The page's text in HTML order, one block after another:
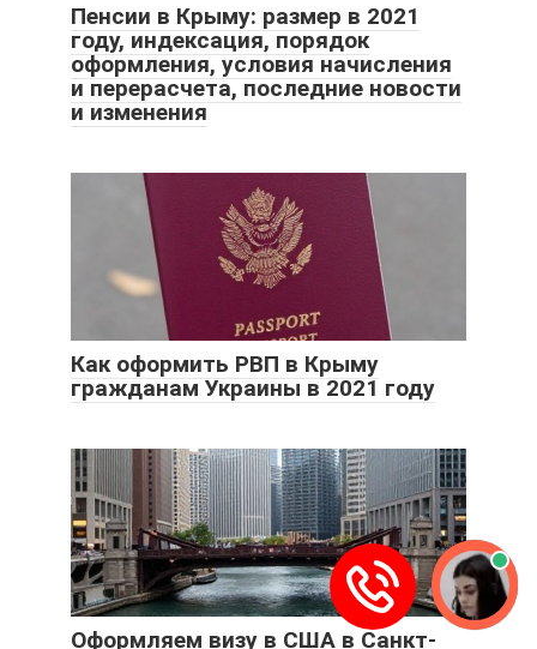
Пенсии в Крыму: размер в 2021
году, индексация, порядок
оформления, условия начисления
и перерасчета, последние новости
и изменения
Как оформить РВП в Крыму
гражданам Украины в 2021 году
Оформляем визу в США в Санкт-